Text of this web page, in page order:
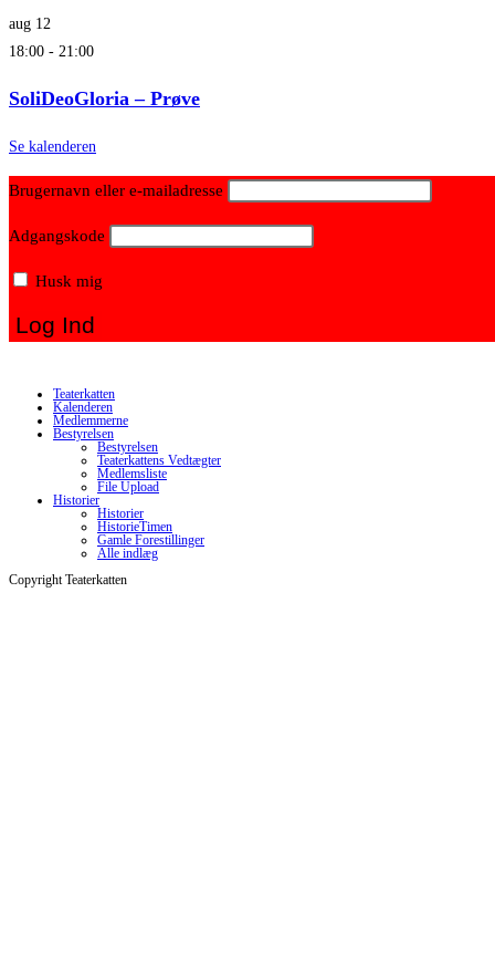
aug 12
18:00 - 21:00
SoliDeoGloria – Prøve
Se kalenderen
Brugernavn eller e-mailadresse
Adgangskode
Husk mig
Teaterkatten
Kalenderen
Medlemmerne
Bestyrelsen
Bestyrelsen
Teaterkattens Vedtægter
Medlemsliste
File Upload
Historier
Historier
HistorieTimen
Gamle Forestillinger
Alle indlæg
Copyright Teaterkatten